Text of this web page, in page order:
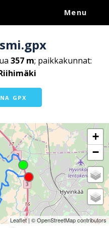
Menu
357 m; paikkakunnat:
GPX
+
−
Leaflet| ©OpenStreetMapcontributors